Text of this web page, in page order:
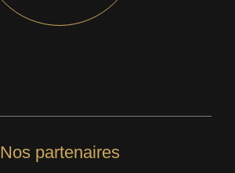
Nos partenaires